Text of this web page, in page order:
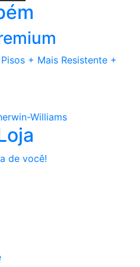
+ Mais Resistente +
de você!